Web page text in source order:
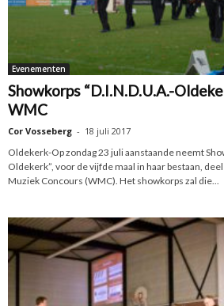
Evenementen
Showkorps “D.I.N.D.U.A.-
WMC
Cor Vosseberg - 18 juli 2017
Oldekerk-Op zondag 23 juli aanstaande neemt
Oldekerk”, voor de vijfde maal in haar bestaan,
Muziek Concours (WMC). Het showkorps zal die...